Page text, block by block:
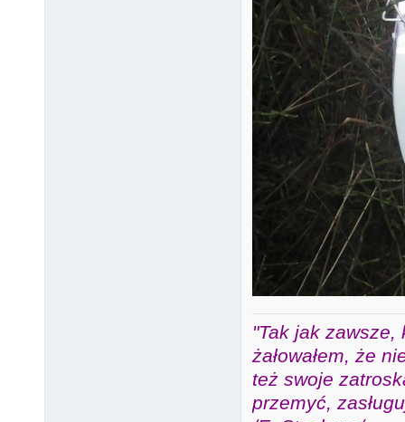
"Tak jak zawsze,
żałowałem, że
też swoje
przemyć,